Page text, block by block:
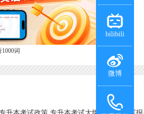
词
bilibili
微博